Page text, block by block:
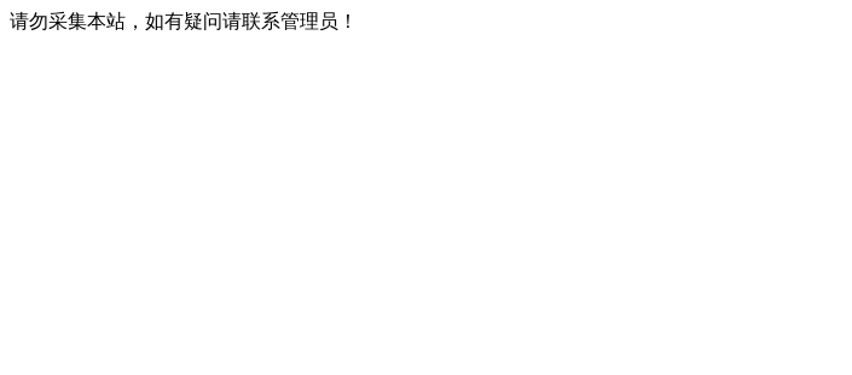
请勿采集本站，如有疑问请联系管理员！